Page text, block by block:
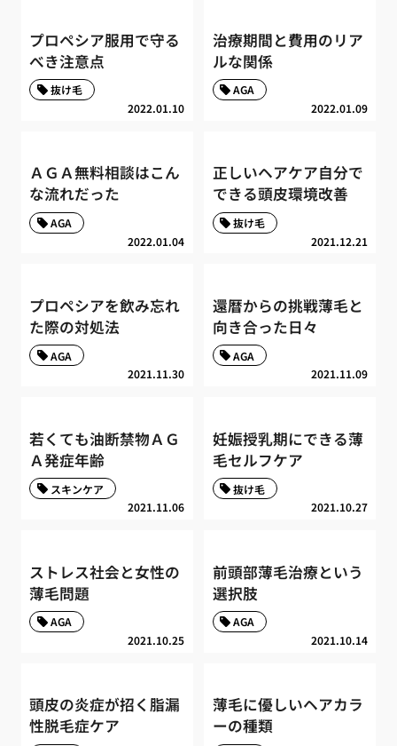
プロペシア服用で守る
べき注意点
2022.01.10
抜け毛
治療期間と費用のリア
ルな関係
2022.01.09
AGA
ＡＧＡ無料相談はこん
な流れだった
2022.01.04
AGA
正しいヘアケア自分で
できる頭皮環境改善
2021.12.21
抜け毛
プロペシアを飲み忘れ
た際の対処法
2021.11.30
AGA
還暦からの挑戦薄毛と
向き合った日々
2021.11.09
AGA
若くても油断禁物ＡＧ
Ａ発症年齢
2021.11.06
スキンケア
妊娠授乳期にできる薄
毛セルフケア
2021.10.27
抜け毛
ストレス社会と女性の
薄毛問題
2021.10.25
AGA
前頭部薄毛治療という
選択肢
2021.10.14
AGA
頭皮の炎症が招く脂漏
性脱毛症ケア
薄毛に優しいヘアカラ
ーの種類